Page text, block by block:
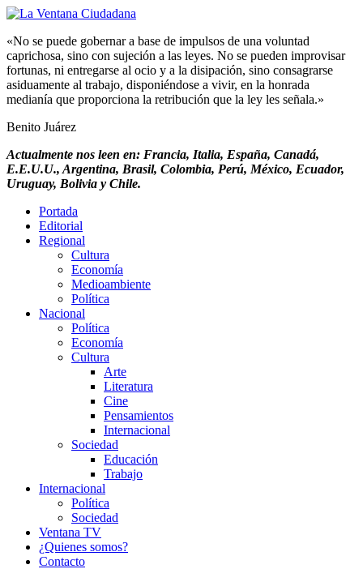
«No se puede gobernar a base de impulsos de una voluntad
caprichosa, sino con sujeción a las leyes. No se pueden improvisar
fortunas, ni entregarse al ocio y a la disipación, sino consagrarse
asiduamente al trabajo, disponiéndose a vivir, en la honrada
medianía que proporciona la retribución que la ley les señala.»
Benito Juárez
Actualmente nos leen en: Francia, Italia, España, Canadá,
E.E.U.U., Argentina, Brasil, Colombia, Perú, México, Ecuador,
Uruguay, Bolivia y Chile.
Portada
Editorial
Regional
Cultura
Economía
Medioambiente
Política
Nacional
Política
Economía
Cultura
Arte
Literatura
Cine
Pensamientos
Internacional
Sociedad
Educación
Trabajo
Internacional
Política
Sociedad
Ventana TV
¿Quienes somos?
Contacto